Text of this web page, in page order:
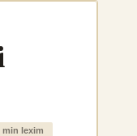
min lexim